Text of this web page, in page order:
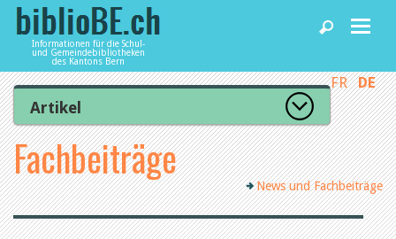
Informationen für die Schul-
und Gemeindebibliotheken
des Kantons Bern
Home
News und Fachbeiträge
Bibliotheken
FR DE
Artikel
Zur Artikelübersicht
Lesenswert
Gut bewertet
Kategorien
Aus dem Amt für Kultur
Aus der Kommission
Fachbeiträge
News und Fachbeiträge